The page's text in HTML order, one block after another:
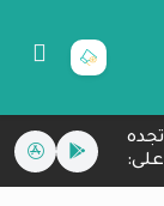
تجده
على: